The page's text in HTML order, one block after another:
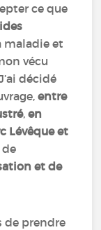
ce que
maladie et
vécu
décidé
entre
,en
Lévêque et
de
et de
de prendre